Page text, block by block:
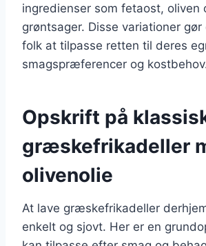
ingredienser som fetaost, oliven
grøntsager. Disse variationer
folk at tilpasse retten til deres
smagspræferencer og
Opskrift på
græskefrikadeller
olivenolie
At lave græskefrikadeller
enkelt og sjovt. Her er en